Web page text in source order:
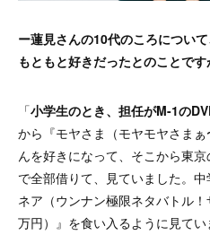
ー蓮見さんの10代のころについ
もともと好きだったとのことで
「小学生のとき、担任がM-1の
から『モヤさま（モヤモヤさま
んを好きになって、そこから東
で全部借りて、見ていました。
ネア（ウンナン極限ネタバトル
万円）』を食い入るように見てい